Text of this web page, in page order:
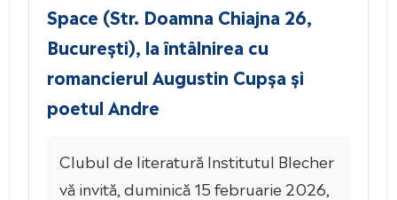
Space (Str. Doamna Chiajna 26,
București), la întâlnirea cu
romancierul Augustin Cupșa și
poetul Andre
Clubul de literatură Institutul Blecher
vă invită, duminică 15 februarie 2026,